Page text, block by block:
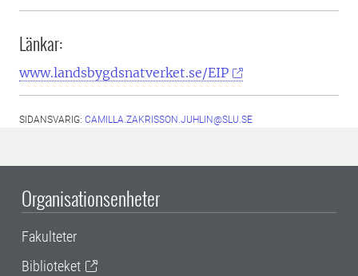
Länkar:
www.landsbygdsnatverket.se/EIP
SIDANSVARIG: CAMILLA.ZAKRISSON.JUHLIN@SLU.SE
Organisationsenheter
Fakulteter
Biblioteket